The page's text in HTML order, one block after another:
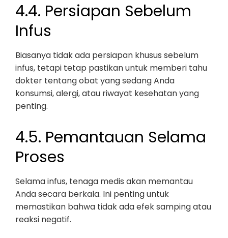
4.4. Persiapan Sebelum
Infus
Biasanya tidak ada persiapan khusus sebelum
infus, tetapi tetap pastikan untuk memberi tahu
dokter tentang obat yang sedang Anda
konsumsi, alergi, atau riwayat kesehatan yang
penting.
4.5. Pemantauan Selama
Proses
Selama infus, tenaga medis akan memantau
Anda secara berkala. Ini penting untuk
memastikan bahwa tidak ada efek samping atau
reaksi negatif.